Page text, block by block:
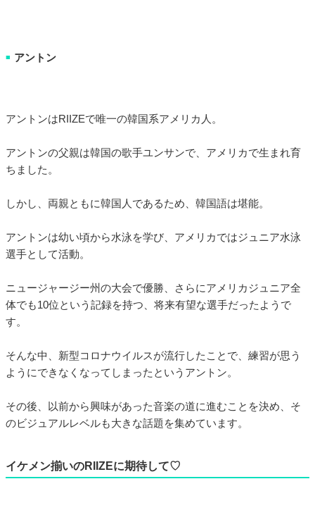
■ アントン
アントンはRIIZEで唯一の韓国系アメリカ人。
アントンの父親は韓国の歌手ユンサンで、アメリカで生まれ育
ちました。
しかし、両親ともに韓国人であるため、韓国語は堪能。
アントンは幼い頃から水泳を学び、アメリカではジュニア水泳
選手として活動。
ニュージャージー州の大会で優勝、さらにアメリカジュニア全
体でも10位という記録を持つ、将来有望な選手だったようで
す。
そんな中、新型コロナウイルスが流行したことで、練習が思う
ようにできなくなってしまったというアントン。
その後、以前から興味があった音楽の道に進むことを決め、そ
のビジュアルレベルも大きな話題を集めています。
イケメン揃いのRIIZEに期待して♡